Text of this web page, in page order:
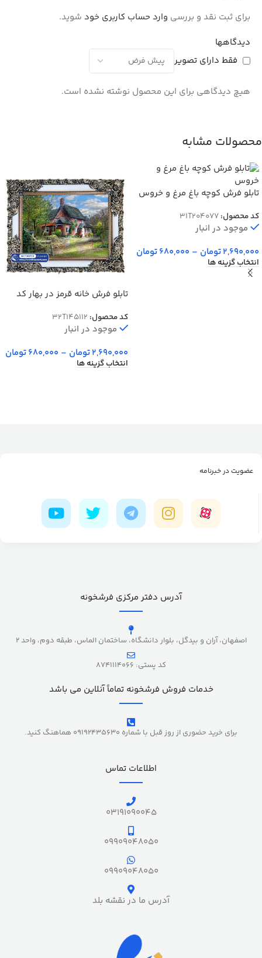
دیدگاهها
فقط دارای تصویر
هیچ دیدگاهی برای این محصول نوشته نشده است.
برای ثبت نقد و بررسی وارد حساب کاربری خود شوید.
محصولات مشابه
تابلو فرش کوچه باغ مرغ و خروس
کد محصول:31T204077
موجود در انبار
2,690,000تومان –
680,000تومان
انتخاب گزینه ها
تابلو فرش خانه قرمز در بهار کد
کد محصول: 32T145112
موجود در انبار
2,690,000تومان –
680,000تومان
انتخاب گزینه ها
عضویت در خبرنامه
آدرس دفتر مرکزی فرشخونه
اصفهان، آران و بیدگل، بلوار دانشگاه، ساختمان الماس، طبقه دوم، واحد 2
کد پستی: 8741114066
خدمات فروش فرشخونه تماماً آنلاین می باشد
برای خرید حضوری از روز قبل با شماره 09192435630 هماهنگ کنید.
اطلاعات تماس
03191090045
09909048050
09909048050
آدرس ما در نقشه بلد